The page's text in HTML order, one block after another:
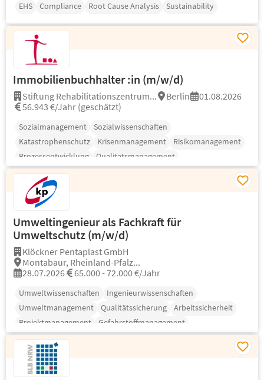
EHS
Compliance Root Cause Analysis Sustainability
Immobilienbuchhalter :in (m/w/d)
Stiftung Rehabilitationszentrum... Berlin
01.08.2026
56.943 €/Jahr (geschätzt)
Sozialmanagement
Sozialwissenschaften
Katastrophenschutz
Krisenmanagement
Risikomanagement
Prozessentwicklung
Qualitätsmanagement
Umweltingenieur als Fachkraft für
Umweltschutz (m/w/d)
Klöckner Pentaplast GmbH
Montabaur, Rheinland-Pfalz...
28.07.2026
65.000 - 72.000 €/Jahr
Umweltwissenschaften
Ingenieurwissenschaften
Umweltmanagement
Qualitätssicherung
Arbeitssicherheit
Projektmanagement
Gefahrstoffmanagement